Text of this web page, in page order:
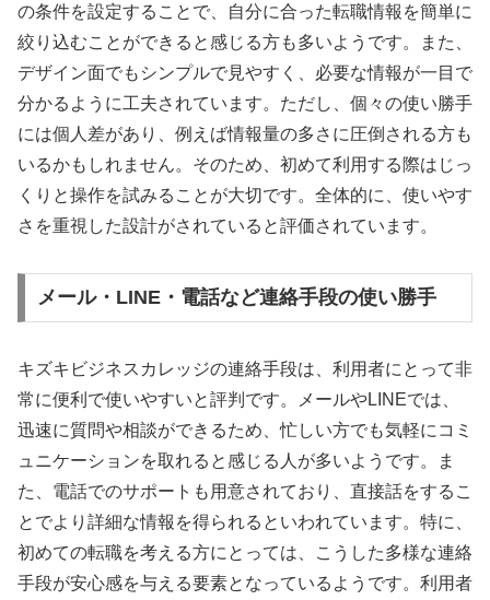
の条件を設定することで、自分に合った転職情報を簡単に
絞り込むことができると感じる方も多いようです。また、
デザイン面でもシンプルで見やすく、必要な情報が一目で
分かるように工夫されています。ただし、個々の使い勝手
には個人差があり、例えば情報量の多さに圧倒される方も
いるかもしれません。そのため、初めて利用する際はじっ
くりと操作を試みることが大切です。全体的に、使いやす
さを重視した設計がされていると評価されています。
メール・LINE・電話など連絡手段の使い勝手
キズキビジネスカレッジの連絡手段は、利用者にとって非
常に便利で使いやすいと評判です。メールやLINEでは、
迅速に質問や相談ができるため、忙しい方でも気軽にコミ
ュニケーションを取れると感じる人が多いようです。ま
た、電話でのサポートも用意されており、直接話をするこ
とでより詳細な情報を得られるといわれています。特に、
初めての転職を考える方にとっては、こうした多様な連絡
手段が安心感を与える要素となっているようです。利用者